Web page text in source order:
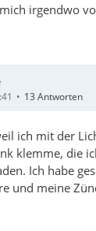
irgendwo
13 Antworten
ich mit der
klemme, die
Ich habe
und meine